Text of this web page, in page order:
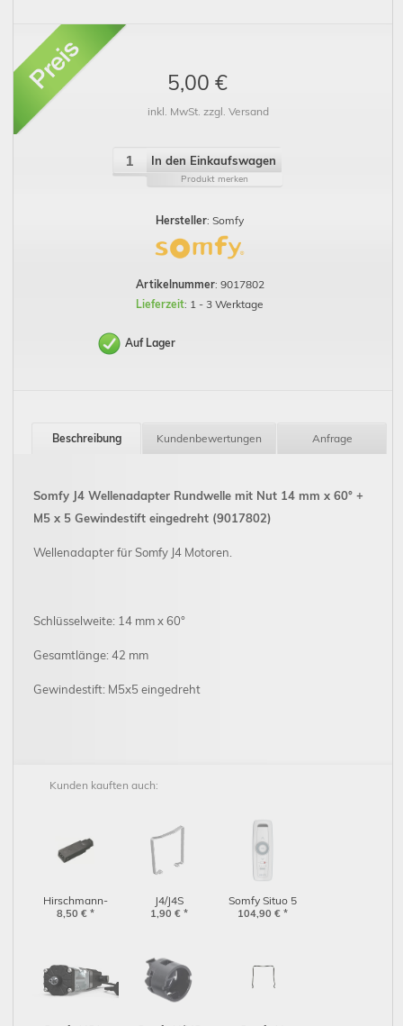
5,00 €
inkl. MwSt. zzgl. Versand
In den Einkaufswagen
Produkt merken
Hersteller: Somfy
Artikelnummer: 9017802
Lieferzeit: 1 - 3 Werktage
Auf Lager
Beschreibung Kundenbewertungen Anfrage
Somfy J4 Wellenadapter Rundwelle mit Nut 14 mm x 60° +
M5 x 5 Gewindestift eingedreht (9017802)
Wellenadapter für Somfy J4 Motoren.
Schlüsselweite: 14 mm x 60°
Gesamtlänge: 42 mm
Gewindestift: M5x5 eingedreht
Kunden kauften auch:
Hirschmann-
Stecker zum
8,50 € *
J4/J4S
Befestigungsklammer
1,90 € *
Somfy Situo 5
Variation A/M io
104,90 € *